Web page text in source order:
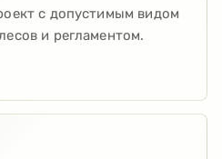
с допустимым видом
и регламентом.